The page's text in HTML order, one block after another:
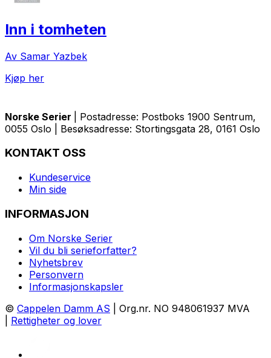
Inn i tomheten
Av Samar Yazbek
Kjøp her
Norske Serier
| Postadresse: Postboks 1900 Sentrum,
0055 Oslo | Besøksadresse: Stortingsgata 28, 0161 Oslo
KONTAKT OSS
Kundeservice
Min side
INFORMASJON
Om Norske Serier
Vil du bli serieforfatter?
Nyhetsbrev
Personvern
Informasjonskapsler
© Cappelen Damm AS | Org.nr. NO 948061937 MVA
Rettigheter og lover